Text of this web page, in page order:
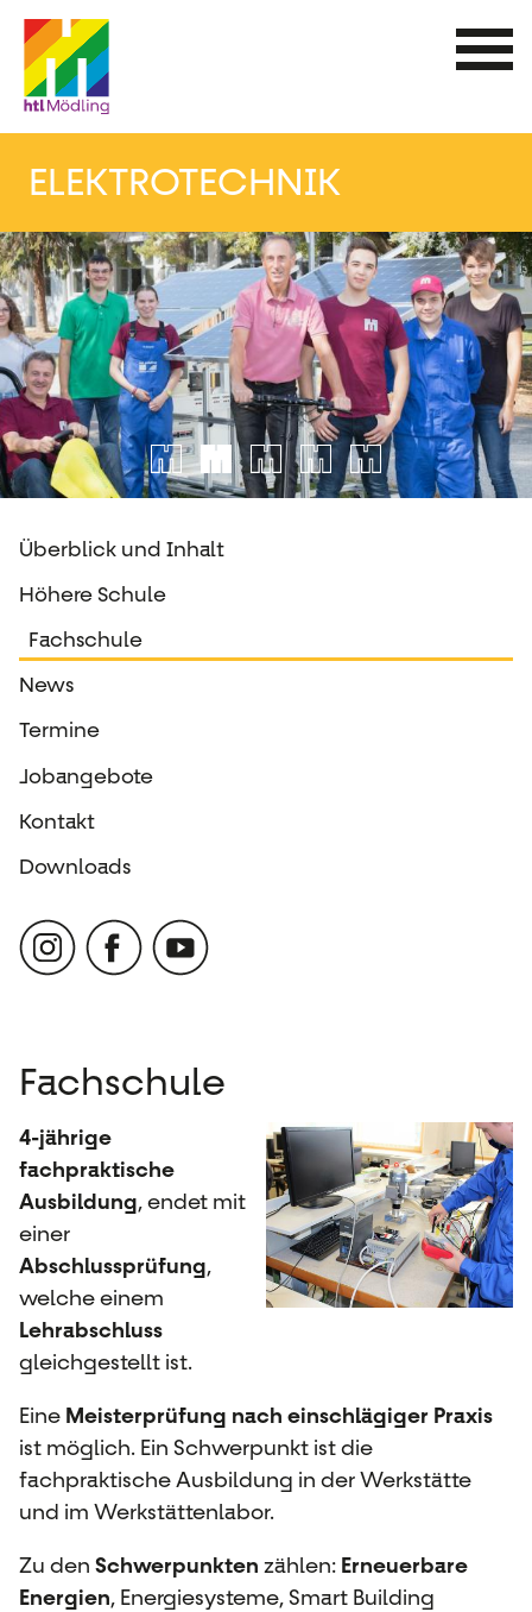
Direkt
zum
Inhalt
ELEKTROTECHNIK
Überblick und Inhalt
Höhere Schule
Fachschule
News
Termine
Jobangebote
Kontakt
Downloads
Fachschule
4-jährige
fachpraktische
Ausbildung, endet mit
einer
Abschlussprüfung,
welche einem
Lehrabschluss
gleichgestellt ist.
Eine Meisterprüfung nach einschlägiger Praxis
ist möglich. Ein Schwerpunkt ist die
fachpraktische Ausbildung in der Werkstätte
und im Werkstättenlabor.
Zu den Schwerpunkten zählen: Erneuerbare
Energien, Energiesysteme, Smart Building